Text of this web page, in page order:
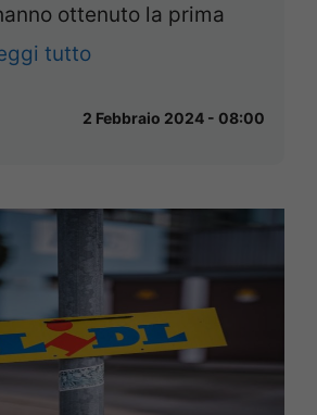
ottenuto la prima
tutto
2 Febbraio 2024 - 08:00